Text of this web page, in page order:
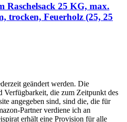
Raschelsack 25 KG, max.
trocken, Feuerholz (25, 25
geändert werden. Die
Verfügbarkeit, die zum Zeitpunkt des
angegeben sind, sind die, die für
Partner verdiene ich an
erhält eine Provision für alle